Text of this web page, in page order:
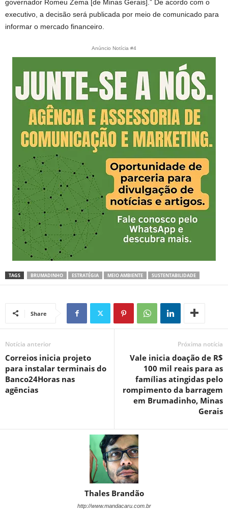
governador Romeu Zema [de Minas Gerais].” De acordo com o
executivo, a decisão será publicada por meio de comunicado para
informar o mercado financeiro.
Anúncio Notícia #4
TAGS BRUMADINHO ESTRATÉGIA MEIO AMBIENTE SUSTENTABILIDADE
Share
Notícia anterior
Correios inicia projeto
para instalar terminais do
Banco24Horas nas
agências
Próxima notícia
Vale inicia doação de R$
100 mil reais para as
famílias atingidas pelo
rompimento da barragem
em Brumadinho, Minas
Gerais
Thales Brandão
http://www.mandacaru.com.br